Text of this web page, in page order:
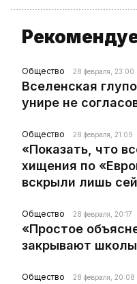
Общество 28 февраля, 23:00
Вселенская
унире не
Общество 28 февраля, 21:09
«Показать, что
хищения по
вскрыли лишь
Общество 28 февраля, 20:17
«Простое
закрывают
Общество 28 февраля, 20:08